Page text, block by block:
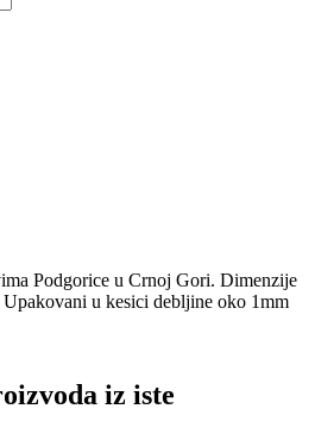
Podgorice u Crnoj Gori. Dimenzije
u kesici debljine oko 1mm
iz iste